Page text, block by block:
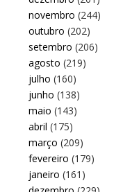
novembro (244)
outubro (202)
setembro (206)
agosto (219)
julho (160)
junho (138)
maio (143)
abril (175)
março (209)
fevereiro (179)
janeiro (161)